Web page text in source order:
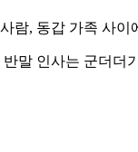
람, 동갑 가족 사
말 인사는 군더